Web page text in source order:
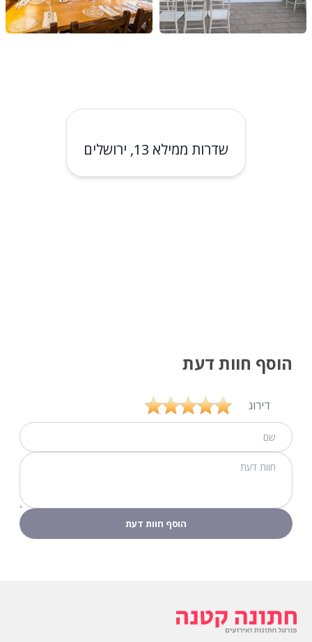
שדרות ממילא 13, ירושלים
הוסף חוות דעת
דירוג